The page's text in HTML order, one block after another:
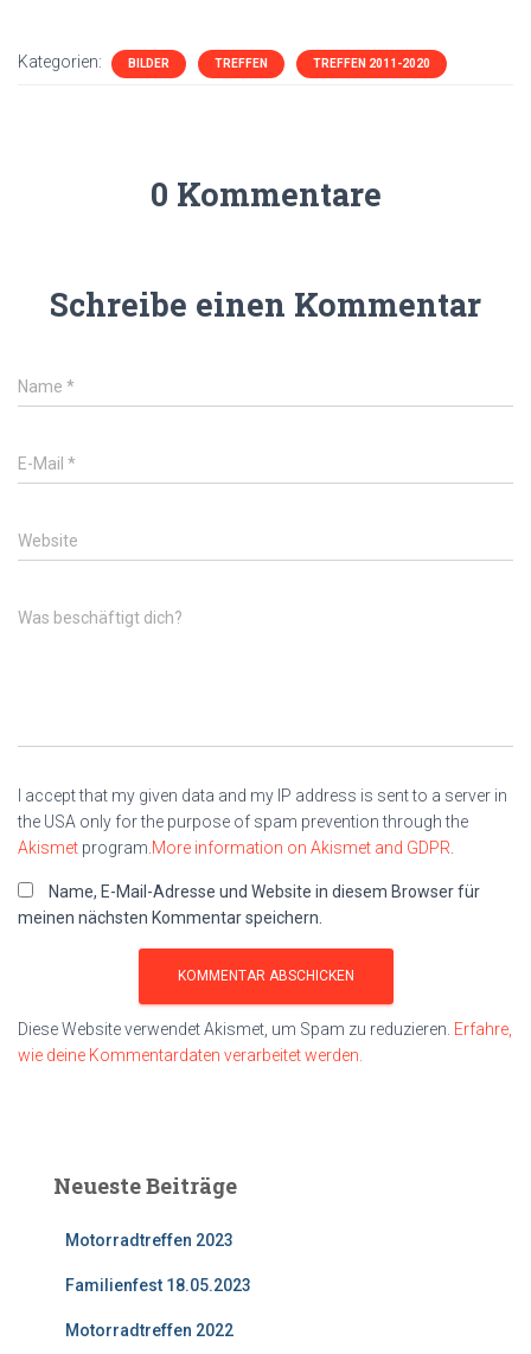
Kategorien: BILDER TREFFEN TREFFEN 2011-2020
0 Kommentare
Schreibe einen Kommentar
Name *
E-Mail *
Website
Was beschäftigt dich?
I accept that my given data and my IP address is sent to a server in
the USA only for the purpose of spam prevention through the
Akismet program. More information on Akismet and GDPR
Name, E-Mail-Adresse und Website in diesem Browser für
meinen nächsten Kommentar speichern.
Diese Website verwendet Akismet, um Spam zu reduzieren. Erfahre,
wie deine Kommentardaten verarbeitet werden.
Neueste Beiträge
Motorradtreffen 2023
Familienfest 18.05.2023
Motorradtreffen 2022